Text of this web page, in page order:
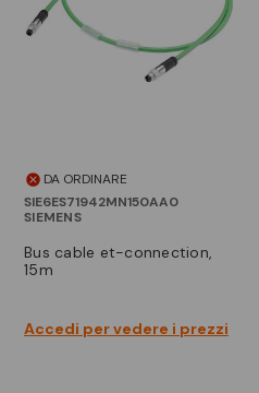
DA ORDINARE
SIE6ES71942MN150AA0
SIEMENS
bus cable et-connection,
15m
Accedi per vedere i prezzi